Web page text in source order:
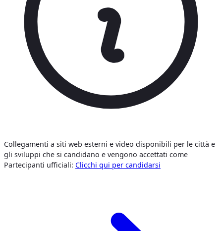
Collegamenti a siti web esterni e video disponibili per le città e
gli sviluppi che si candidano e vengono accettati come
Partecipanti ufficiali: Clicchi qui per candidarsi